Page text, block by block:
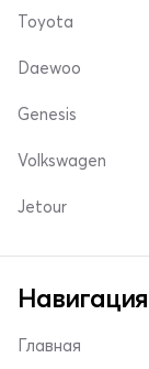
Toyota
Daewoo
Genesis
Volkswagen
Jetour
Главная